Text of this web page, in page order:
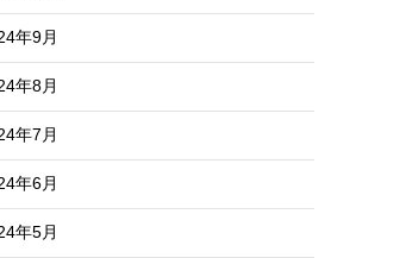
年9月
年8月
年7月
年6月
年5月